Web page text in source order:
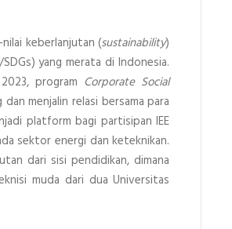
keberlanjutan (sustainability)
yang merata di Indonesia.
program Corporate Social
menjalin relasi bersama para
platform bagi partisipan IEE
sektor energi dan keteknikan.
dari sisi pendidikan, dimana
muda dari dua Universitas